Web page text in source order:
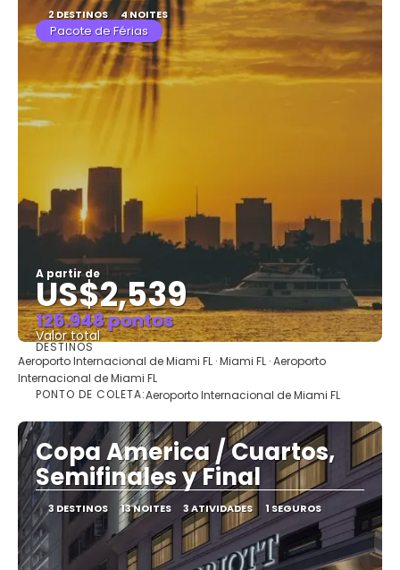
2 DESTINOS 4 NOITES
Pacote de Férias
A partir de
US$2,539
126.948 pontos
Valor total
Saiba mais
DESTINOS
Aeroporto Internacional de Miami FL · Miami FL · Aeroporto
Internacional de Miami FL
PONTO DE COLETA:Aeroporto Internacional de Miami FL
Copa America / Cuartos,
Semifinales y Final
3 DESTINOS 13 NOITES 3 ATIVIDADES 1 SEGUROS